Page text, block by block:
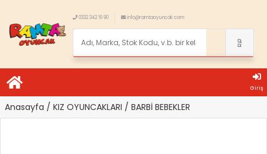
0332 342 16 90 info@ramtaoyuncak.com
Giriş
Anasayfa / KIZ OYUNCAKLARI / BARBİ BEBEKLER